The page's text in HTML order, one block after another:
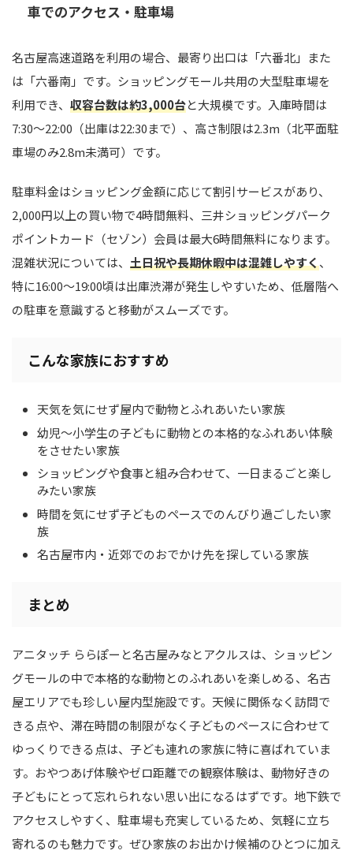
車でのアクセス・駐車場
名古屋高速道路を利用の場合、最寄り出口は「六番北」また
は「六番南」です。ショッピングモール共用の大型駐車場を
利用でき、 収容台数は約3,000台と大規模です。入庫時間は
7:30〜22:00（出庫は22:30まで）、高さ制限は2.3m（北平面駐
車場のみ2.8m未満可）です。
駐車料金はショッピング金額に応じて割引サービスがあり、
2,000円以上の買い物で4時間無料、三井ショッピングパーク
ポイントカード（セゾン）会員は最大6時間無料になります。
混雑状況については、 土日祝や長期休暇中は混雑しやすく、
特に16:00〜19:00頃は出庫渋滞が発生しやすいため、低層階へ
の駐車を意識すると移動がスムーズです。
こんな家族におすすめ
天気を気にせず屋内で動物とふれあいたい家族
幼児〜小学生の子どもに動物との本格的なふれあい体験
をさせたい家族
ショッピングや食事と組み合わせて、一日まるごと楽し
みたい家族
時間を気にせず子どものペースでのんびり過ごしたい家
族
名古屋市内・近郊でのおでかけ先を探している家族
まとめ
アニタッチ ららぽーと名古屋みなとアクルスは、ショッピン
グモールの中で本格的な動物とのふれあいを楽しめる、名古
屋エリアでも珍しい屋内型施設です。天候に関係なく訪問で
きる点や、滞在時間の制限がなく子どものペースに合わせて
ゆっくりできる点は、子ども連れの家族に特に喜ばれていま
す。おやつあげ体験やゼロ距離での観察体験は、動物好きの
子どもにとって忘れられない思い出になるはずです。地下鉄で
アクセスしやすく、駐車場も充実しているため、気軽に立ち
寄れるのも魅力です。ぜひ家族のお出かけ候補のひとつに加え